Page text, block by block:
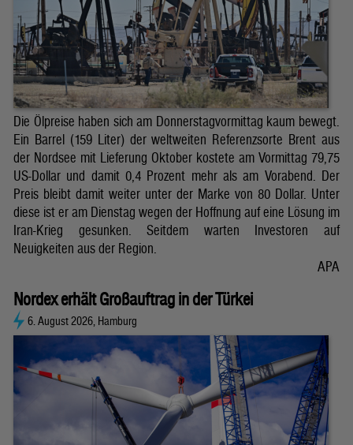
Die Ölpreise haben sich am Donnerstagvormittag kaum bewegt.
Ein Barrel (159 Liter) der weltweiten Referenzsorte Brent aus
der Nordsee mit Lieferung Oktober kostete am Vormittag 79,75
US-Dollar und damit 0,4 Prozent mehr als am Vorabend. Der
Preis bleibt damit weiter unter der Marke von 80 Dollar. Unter
diese ist er am Dienstag wegen der Hoffnung auf eine Lösung im
Iran-Krieg gesunken. Seitdem warten Investoren auf
Neuigkeiten aus der Region.
APA
Nordex erhält Großauftrag in der Türkei
6. August 2026, Hamburg